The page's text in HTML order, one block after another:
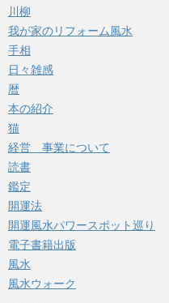
川柳
我が家のリフォーム風水
手相
日々雑感
暦
本の紹介
猫
経営 事業について
読書
鑑定
開運法
開運風水パワースポット巡り
電子書籍出版
風水
風水ウォーク